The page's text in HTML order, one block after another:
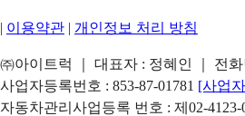
| 이용약관 | 개인정보 처리 방침
㈜아이트럭 ｜ 대표자 : 정혜인 ｜ 전
사업자등록번호 : 853-87-01781 [사업
자동차관리사업등록 번호 : 제02-